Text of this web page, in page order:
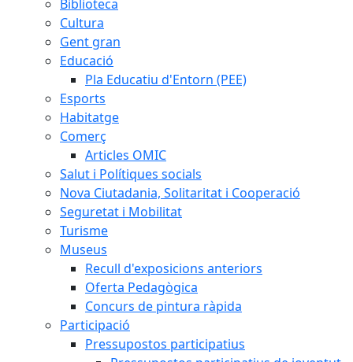
Biblioteca
Cultura
Gent gran
Educació
Pla Educatiu d'Entorn (PEE)
Esports
Habitatge
Comerç
Articles OMIC
Salut i Polítiques socials
Nova Ciutadania, Solitaritat i Cooperació
Seguretat i Mobilitat
Turisme
Museus
Recull d'exposicions anteriors
Oferta Pedagògica
Concurs de pintura ràpida
Participació
Pressupostos participatius